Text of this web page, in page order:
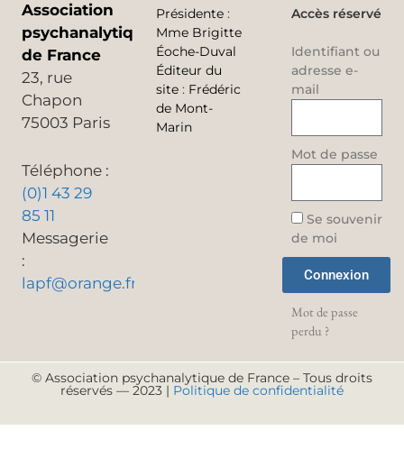
Association
psychanalytique
de France
23, rue
Chapon
75003 Paris
Téléphone :
(0)1 43 29
85 11
Messagerie
:
lapf@orange.fr
Présidente :
Mme Brigitte
Éoche-Duval
Éditeur du
site : Frédéric
de Mont-
Marin
Accès réservé
Identifiant ou
adresse e-
mail
Mot de passe
Se souvenir
de moi
Connexion
Mot de passe
perdu ?
© Association psychanalytique de France – Tous droits
réservés — 2023 | Politique de confidentialité